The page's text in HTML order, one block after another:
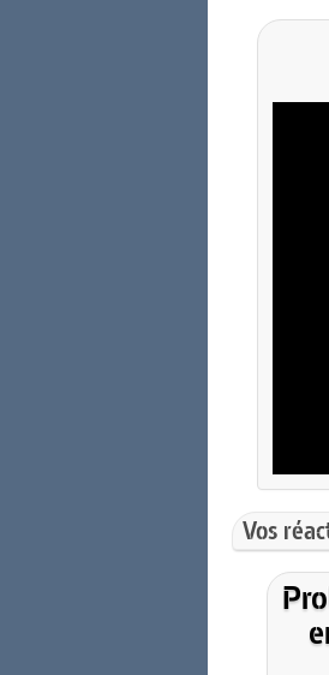
Vos